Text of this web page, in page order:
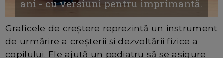
ani - cu versiuni pentru imprimantă.
Graficele de creștere reprezintă un instrument
de urmărire a creșterii și dezvoltării fizice a
copilului. Ele ajută un pediatru să se asigure